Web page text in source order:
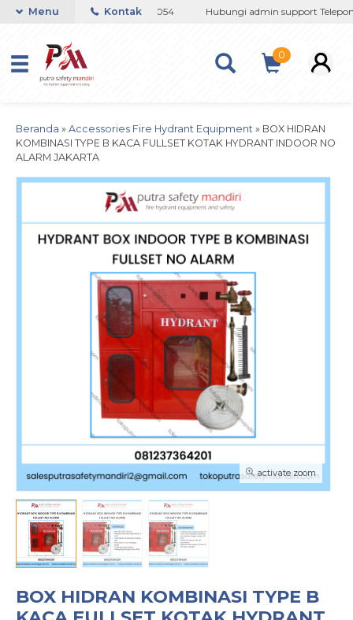
/ 081237364201 / 081290691054 Hubungi admin support Telepon
Menu Kontak
0
Beranda » Accessories Fire Hydrant Equipment » BOX HIDRAN
KOMBINASI TYPE B KACA FULLSET KOTAK HYDRANT INDOOR NO
ALARM JAKARTA
activate zoom
BOX HIDRAN KOMBINASI TYPE B